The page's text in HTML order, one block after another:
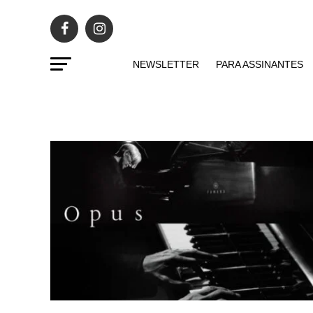
NEWSLETTER PARA ASSINANTES